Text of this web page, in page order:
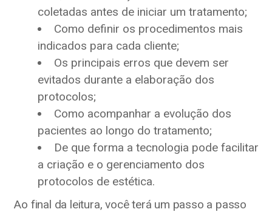
coletadas antes de iniciar um tratamento;
Como definir os procedimentos mais
indicados para cada cliente;
Os principais erros que devem ser
evitados durante a elaboração dos
protocolos;
Como acompanhar a evolução dos
pacientes ao longo do tratamento;
De que forma a tecnologia pode facilitar
a criação e o gerenciamento dos
protocolos de estética.
Ao final da leitura, você terá um passo a passo